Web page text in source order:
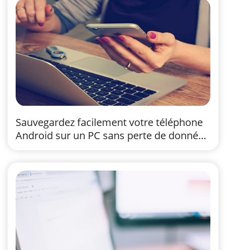
Sauvegardez facilement votre téléphone
Android sur un PC sans perte de données